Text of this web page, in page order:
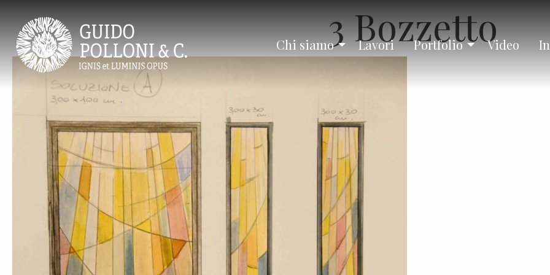
Chi siamo Lavori Portfolio Video
3 Bozzetto